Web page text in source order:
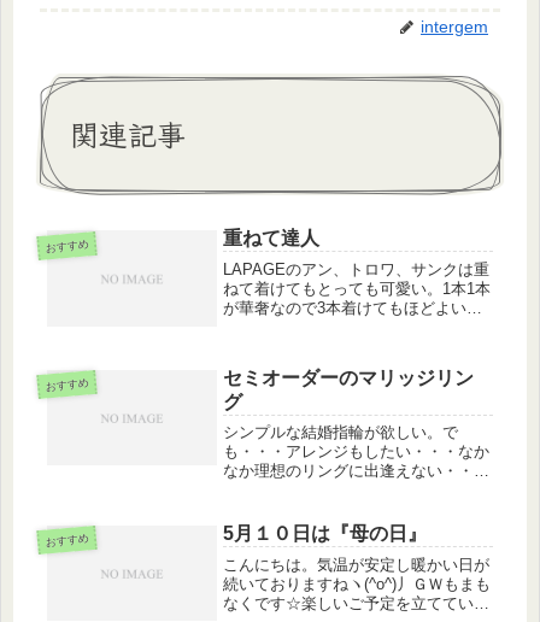
intergem
関連記事
おすすめ 重ねて達人
LAPAGEのアン、トロワ、サンクは重
ねて着けてもとっても可愛い。1本1本
が華奢なので3本着けてもほどよいボ
グのインタージェムで試着してみてく
ださい。
おすすめ
セミオーダーのマリッジリン
グ
シンプルな結婚指輪が欲しい。で
も・・・アレンジもしたい・・・なか
なか理想のリングに出逢えない・・・
Own）のマリッジリングです。
CYO（Create Your O...
おすすめ 5月１０日は『母の日』
こんにちは。気温が安定し暖かい日が
続いておりますねヽ(^o^)丿ＧＷもまも
なくです☆楽しいご予定を立てている